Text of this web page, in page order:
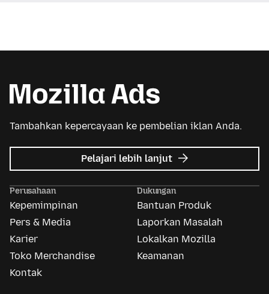
Tambahkan kepercayaan ke pembelian iklan Anda.
Pelajari lebih lanjut mengenai
Mozilla
Perusahaan
Kepemimpinan
Pers & Media
Karier
Toko Merchandise
Kontak
Dukungan
Bantuan Produk
Laporkan Masalah
Lokalkan Mozilla
Keamanan